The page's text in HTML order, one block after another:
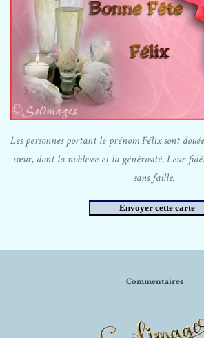
Les personnes portant le prénom Félix sont
cœur, dont la noblesse et la générosité. Leur
sans faille.
Commentaires